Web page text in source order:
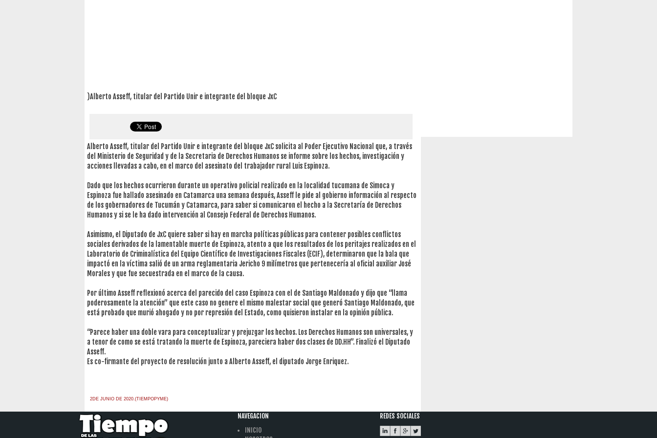
)Alberto Asseff, titular del Partido Unir e integrante del bloque JxC
Alberto Asseff, titular del Partido Unir e integrante del bloque JxC solicita al Poder Ejecutivo Nacional que, a través
del Ministerio de Seguridad y de la Secretaria de Derechos Humanos se informe sobre los hechos, investigación y
acciones llevadas a cabo, en el marco del asesinato del trabajador rural Luis Espinoza.
Dado que los hechos ocurrieron durante un operativo policial realizado en la localidad tucumana de Simoca y
Espinoza fue hallado asesinado en Catamarca una semana después, Asseff le pide al gobierno información al respecto
de los gobernadores de Tucumán y Catamarca, para saber si comunicaron el hecho a la Secretaría de Derechos
Humanos y si se le ha dado intervención al Consejo Federal de Derechos Humanos.
Asimismo, el Diputado de JxC quiere saber si hay en marcha políticas públicas para contener posibles conflictos
sociales derivados de la lamentable muerte de Espinoza, atento a que los resultados de los peritajes realizados en el
Laboratorio de Criminalística del Equipo Científico de Investigaciones Fiscales (ECIF), determinaron que la bala que
impactó en la víctima salió de un arma reglamentaria Jericho 9 milímetros que pertenecería al oficial auxiliar José
Morales y que fue secuestrada en el marco de la causa.
Por último Asseff reflexionó acerca del parecido del caso Espinoza con el de Santiago Maldonado y dijo que “llama
poderosamente la atención” que este caso no genere el mismo malestar social que generó Santiago Maldonado, que
está probado que murió ahogado y no por represión del Estado, como quisieron instalar en la opinión pública.
“Parece haber una doble vara para conceptualizar y prejuzgar los hechos. Los Derechos Humanos son universales, y
a tenor de como se está tratando la muerte de Espinoza, pareciera haber dos clases de DD.HH”. Finalizó el Diputado
Asseff.
Es co-firmante del proyecto de resolución junto a Alberto Asseff, el diputado Jorge Enriquez.
2DE JUNIO DE 2020.(TIEMPOPYME)
NAVEGACION
INICIO
REDES SOCIALES